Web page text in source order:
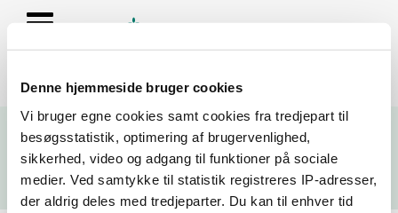
Denne hjemmeside bruger cookies
Vi bruger egne cookies samt cookies fra tredjepart til
besøgsstatistik, optimering af brugervenlighed,
sikkerhed, video og adgang til funktioner på sociale
medier. Ved samtykke til statistik registreres IP-adresser,
der aldrig deles med tredjeparter. Du kan til enhver tid
Se resultater fra fødevarekontrollen og virksomhedernes seneste
fire kontrolrapporter
Søg
Søg på adresse, postnummer, by, firmanavn